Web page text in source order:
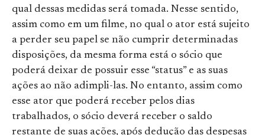
qual dessas medidas será tomada. Nesse sentido,
assim como em um filme, no qual o ator está sujeito
a perder seu papel se não cumprir determinadas
disposições, da mesma forma está o sócio que
poderá deixar de possuir esse “status” e as suas
ações ao não adimpli-las. No entanto, assim como
esse ator que poderá receber pelos dias
trabalhados, o sócio deverá receber o saldo
restante de suas ações, após dedução das despesas